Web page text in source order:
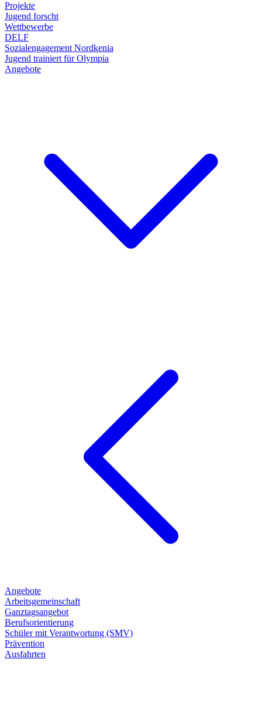
Projekte
Jugend forscht
Wettbewerbe
DELF
Sozialengagement Nordkenia
Jugend trainiert für Olympia
Angebote
Angebote
Arbeitsgemeinschaft
Ganztagsangebot
Berufsorientierung
Schüler mit Verantwortung (SMV)
Prävention
Ausfahrten